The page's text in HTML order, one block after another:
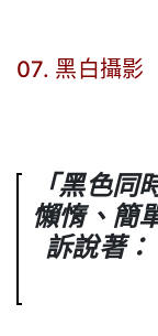
07. 黑白攝影
「黑色
懶惰、簡
訴說著